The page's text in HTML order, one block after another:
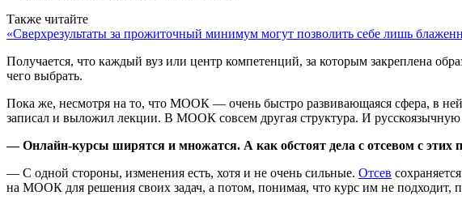
Также читайте
«Сверхрезультаты за прожиточный минимум могут позволить себе лишь
Получается, что каждый вуз или центр компетенций, за которым закреплена
чего выбрать.
Пока же, несмотря на то, что МООК — очень быстро развивающаяся сфера, в
записал и выложил лекции. В МООК совсем другая структура. И русскоязычную
— Онлайн-курсы ширятся и множатся. А как обстоят дела с отсевом с
— С одной стороны, изменения есть, хотя и не очень сильные. Отсев
на МООК для решения своих задач, а потом, понимая, что курс им не подходит,